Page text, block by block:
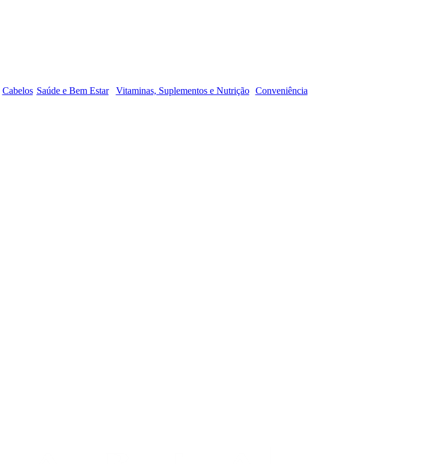
Cabelos Saúde e Bem Estar Vitaminas, Suplementos e Nutrição Conveniência